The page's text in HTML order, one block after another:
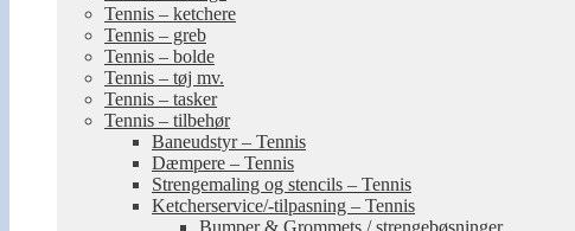
Tennis – ketchere
Tennis – greb
Tennis – bolde
Tennis – tøj mv.
Tennis – tasker
Tennis – tilbehør
Baneudstyr – Tennis
Dæmpere – Tennis
Strengemaling og stencils – Tennis
Ketcherservice/-tilpasning – Tennis
Bumper & Grommets / strengebøsninger